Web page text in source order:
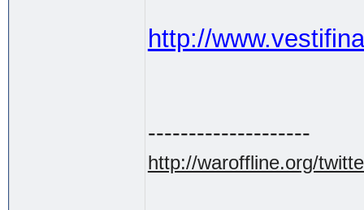
http://
--------------------
http://waroffline.org/